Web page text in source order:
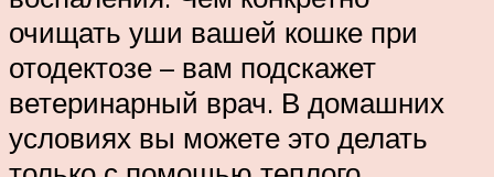
очищать уши вашей кошке при
отодектозе – вам подскажет
ветеринарный врач. В домашних
условиях вы можете это делать